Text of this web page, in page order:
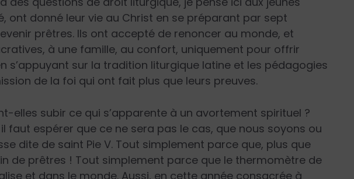
ont donné leur vie au Christ en se préparant par sept
prêtres. Ils ont accepté de renoncer au monde, et
à une famille, au confort, uniquement pour offrir
s’appuyant sur la tradition liturgique latine et les pédagogies
de la foi qui ont fait plus que leurs preuves.
elles subir ce qui s’apparente à un avortement spirituel ?
faut espérer que ce ne sera pas le cas, que nous soyons ou
dite de saint Pie V. Tout simplement parce que, plus que
de prêtres ! Tout simplement parce que le thermomètre de
et dans le monde. Aussi, en cette année consacrée à